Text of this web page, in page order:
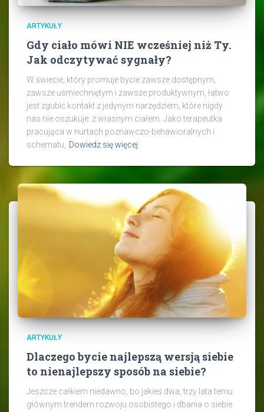
ARTYKUŁY
Gdy ciało mówi NIE wcześniej niż Ty.
Jak odczytywać sygnały?
W świecie, który promuje bycie zawsze dostępnym,
zawsze uśmiechniętym i zawsze produktywnym, łatwo
jest zgubić kontakt z jedynym narzędziem, które nigdy
nas nie oszukuje: z własnym ciałem. Jako terapeutka
pracująca w nurtach poznawczo-behawioralnych i
schematu,
Dowiedz się więcej
ARTYKUŁY
Dlaczego bycie najlepszą wersją siebie
to nienajlepszy sposób na siebie?
Jeszcze całkiem niedawno, bo jakieś dwa, trzy lata temu
głównym trendem rozwoju osobistego i dbania o siebie